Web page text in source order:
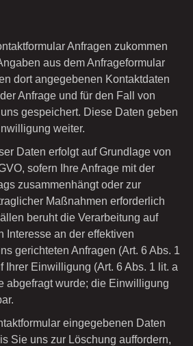
Anfragen zukommen
aus dem Anfrageformular
dort angegebenen Kontaktdaten
Anfrage und für den Fall von
gespeichert. Diese Daten geben
weiter.
Daten erfolgt auf Grundlage von
sofern Ihre Anfrage mit der
zusammenhängt oder zur
Maßnahmen erforderlich
beruht die Verarbeitung auf
Interesse an der effektiven
gerichteten Anfragen (Art. 6 Abs. 1
Ihrer Einwilligung (Art. 6 Abs. 1 lit. a
abgefragt wurde; die Einwilligung
eingegebenen Daten
Sie uns zur Löschung auffordern,